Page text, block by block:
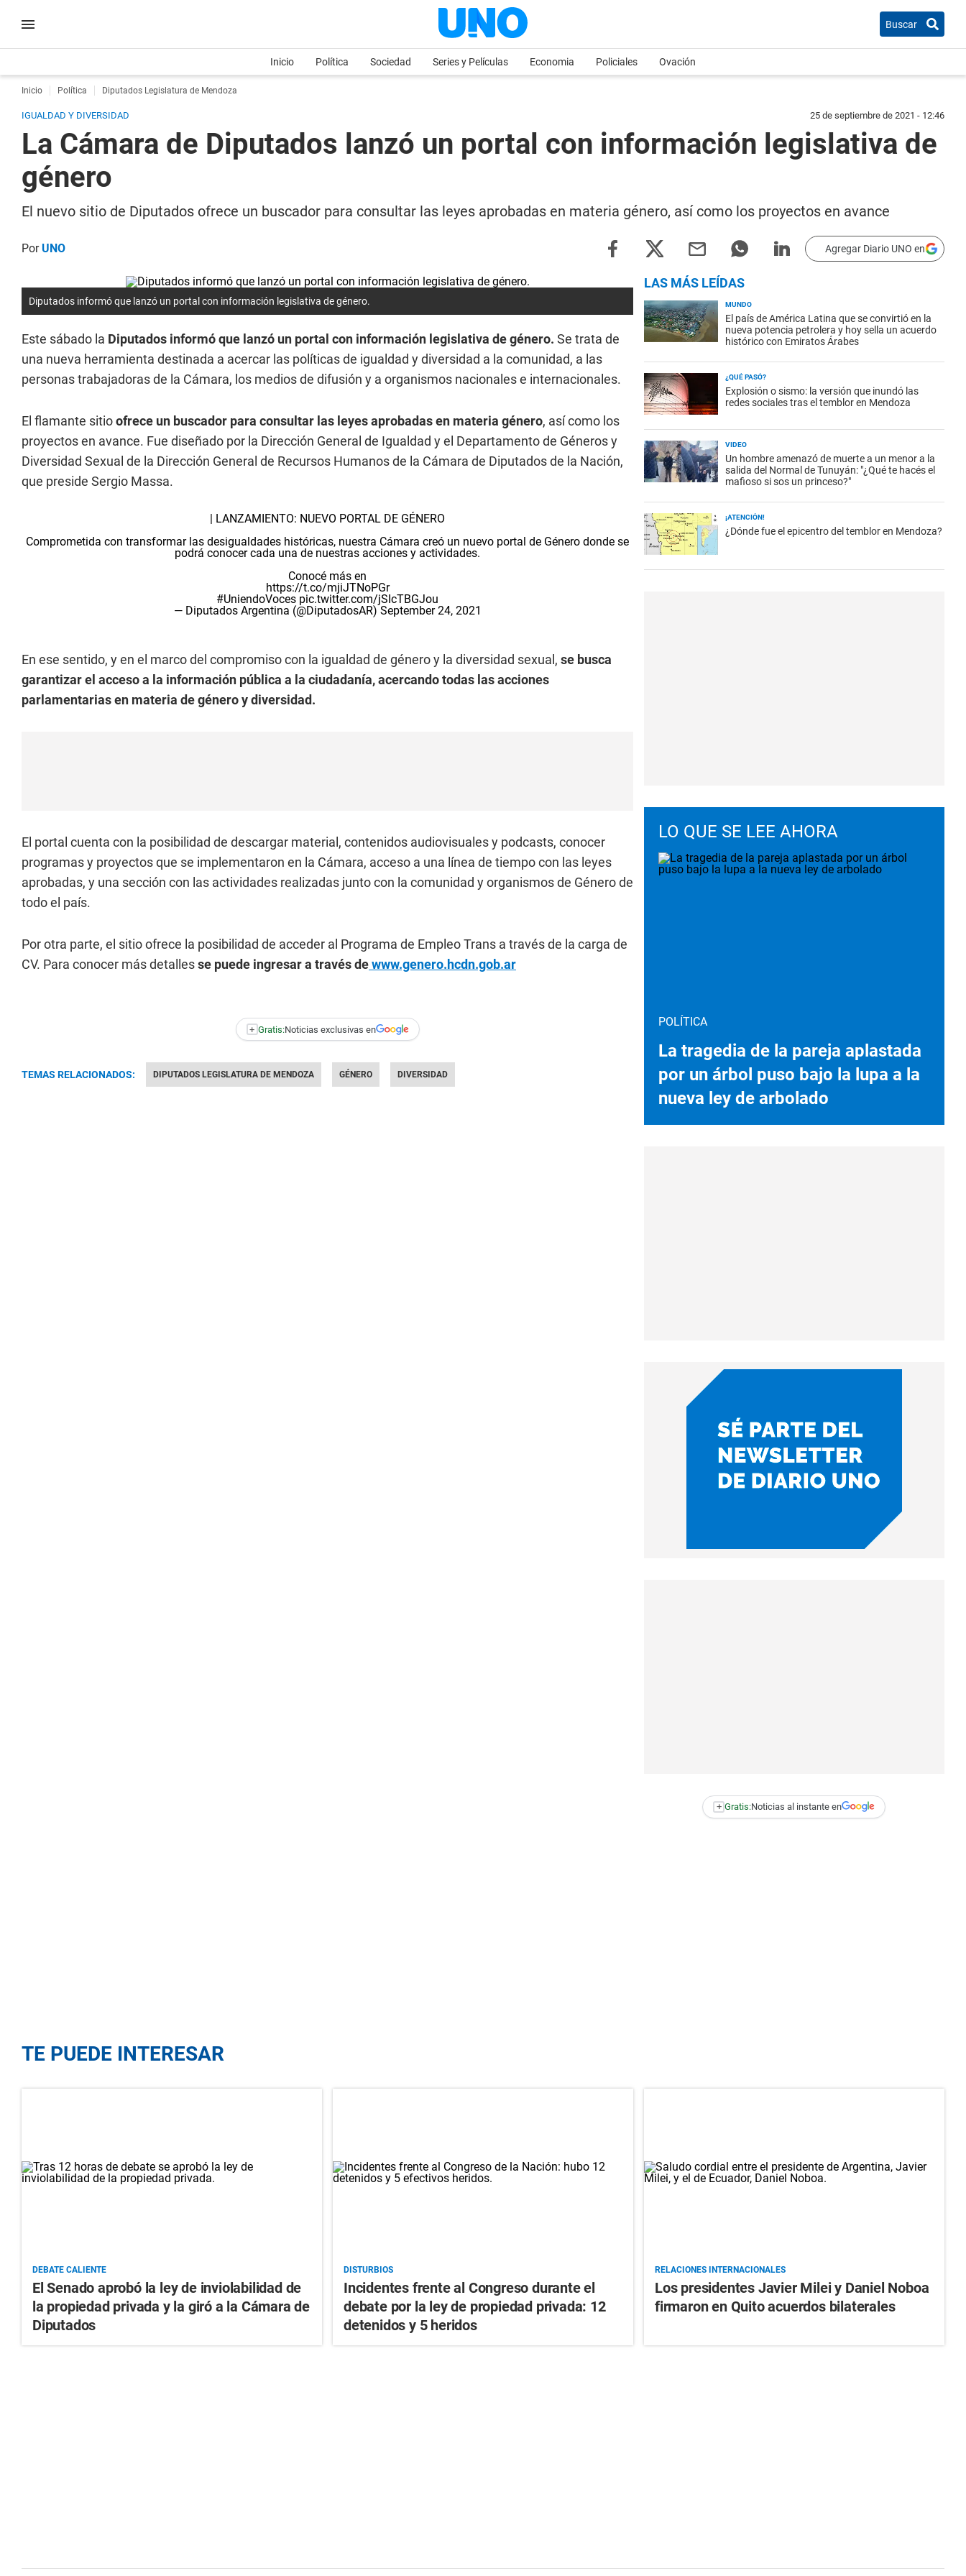
Buscar
Inicio Política Sociedad Series y Películas Economia Policiales Ovación
Inicio Política Diputados Legislatura de Mendoza
IGUALDAD Y DIVERSIDAD 25 de septiembre de 2021 - 12:46
La Cámara de Diputados lanzó un portal con información legislativa de
género
El nuevo sitio de Diputados ofrece un buscador para consultar las leyes aprobadas en materia género, así como los proyectos en avance
PorUNO Agregar Diario UNO en
Diputados informó que lanzó un portal con información legislativa de género.
Este sábado la Diputados informó que lanzó un portal con información legislativa de género. Se trata de
una nueva herramienta destinada a acercar las políticas de igualdad y diversidad a la comunidad, a las
personas trabajadoras de la Cámara, los medios de difusión y a organismos nacionales e internacionales.
El flamante sitioofrece un buscador para consultar las leyes aprobadas en materia género, así como los
proyectos en avance. Fue diseñado por la Dirección General de Igualdad y el Departamento de Géneros y
Diversidad Sexual de la Dirección General de Recursos Humanos de la Cámara de Diputados de la Nación,
que preside Sergio Massa.
| LANZAMIENTO: NUEVO PORTAL DE GÉNERO
Comprometida con transformar las desigualdades históricas, nuestra Cámara creó un nuevo portal de Género donde se
podrá conocer cada una de nuestras acciones y actividades.
Conocé más en
https://t.co/mjiJTNoPGr
#UniendoVoces pic.twitter.com/jSIcTBGJou
— Diputados Argentina (@DiputadosAR) September 24, 2021
En ese sentido, y en el marco del compromiso con la igualdad de género y la diversidad sexual, se busca
garantizar el acceso a la información pública a la ciudadanía, acercando todas las acciones
parlamentarias en materia de género y diversidad.
El portal cuenta con la posibilidad de descargar material, contenidos audiovisuales y podcasts, conocer
programas y proyectos que se implementaron en la Cámara, acceso a una línea de tiempo con las leyes
aprobadas, y una sección con las actividades realizadas junto con la comunidad y organismos de Género de
todo el país.
Por otra parte, el sitio ofrece la posibilidad de acceder al Programa de Empleo Trans a través de la carga de
CV. Para conocer más detallesse puede ingresar a través dewww.genero.hcdn.gob.ar
+ Gratis:Noticias exclusivas en
TEMAS RELACIONADOS: DIPUTADOS LEGISLATURA DE MENDOZA GÉNERO DIVERSIDAD
LAS MÁS LEÍDAS
MUNDO
El país de América Latina que se convirtió en la
nueva potencia petrolera y hoy sella un acuerdo
histórico con Emiratos Árabes
¿QUÉ PASÓ?
Explosión o sismo: la versión que inundó las
redes sociales tras el temblor en Mendoza
VIDEO
Un hombre amenazó de muerte a un menor a la
salida del Normal de Tunuyán: "¿Qué te hacés el
mafioso si sos un princeso?"
¡ATENCIÓN!
¿Dónde fue el epicentro del temblor en Mendoza?
LO QUE SE LEE AHORA
POLÍTICA
La tragedia de la pareja aplastada
por un árbol puso bajo la lupa a la
nueva ley de arbolado
+ Gratis:Noticias al instante en
TE PUEDE INTERESAR
DEBATE CALIENTE
El Senado aprobó la ley de inviolabilidad de
la propiedad privada y la giró a la Cámara de
Diputados
DISTURBIOS
Incidentes frente al Congreso durante el
debate por la ley de propiedad privada: 12
detenidos y 5 heridos
RELACIONES INTERNACIONALES
Los presidentes Javier Milei y Daniel Noboa
firmaron en Quito acuerdos bilaterales